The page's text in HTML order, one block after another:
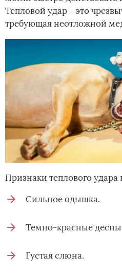
Тепловой удар - это
требующая неотложной
Признаки теплового удара
Сильное одышка.
Темно-красные
Густая слюна.